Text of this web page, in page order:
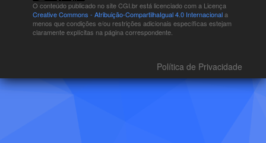
O conteúdo publicado no site CGI.br está licenciado com a Licença
Creative Commons - Atribuição-CompartilhaIgual 4.0 Internacionala
menos que condições e/ou restrições adicionais específicas estejam
claramente explícitas na página correspondente.
Política de Privacidade